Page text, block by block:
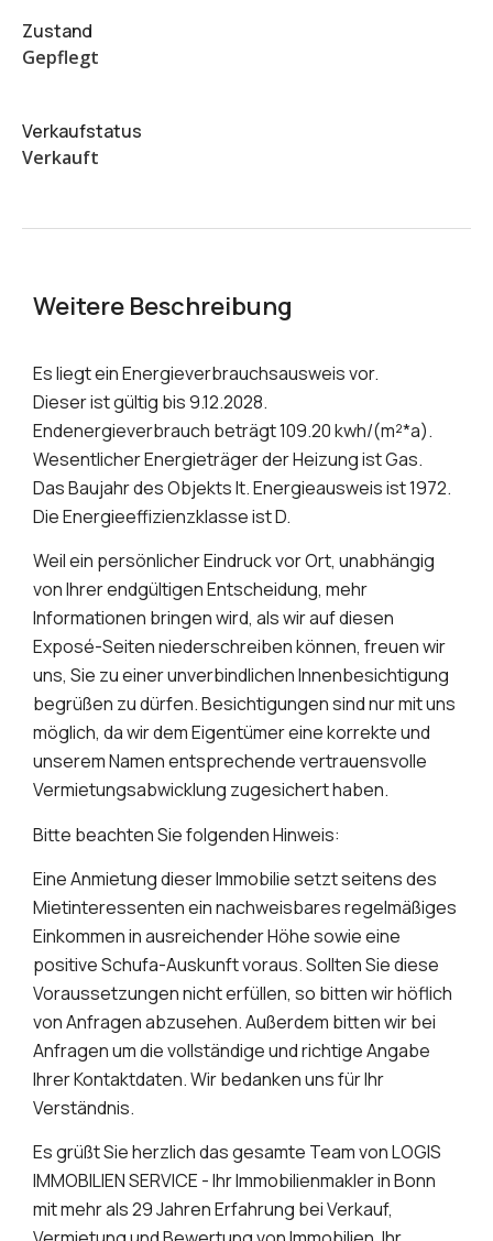
Zustand
Gepflegt
Verkaufstatus
Verkauft
Weitere Beschreibung
Es liegt ein Energieverbrauchsausweis vor.
Dieser ist gültig bis 9.12.2028.
Endenergieverbrauch beträgt 109.20 kwh/(m²*a).
Wesentlicher Energieträger der Heizung ist Gas.
Das Baujahr des Objekts lt. Energieausweis ist 1972.
Die Energieeffizienzklasse ist D.
Weil ein persönlicher Eindruck vor Ort, unabhängig
von Ihrer endgültigen Entscheidung, mehr
Informationen bringen wird, als wir auf diesen
Exposé-Seiten niederschreiben können, freuen wir
uns, Sie zu einer unverbindlichen Innenbesichtigung
begrüßen zu dürfen. Besichtigungen sind nur mit uns
möglich, da wir dem Eigentümer eine korrekte und
unserem Namen entsprechende vertrauensvolle
Vermietungsabwicklung zugesichert haben.
Bitte beachten Sie folgenden Hinweis:
Eine Anmietung dieser Immobilie setzt seitens des
Mietinteressenten ein nachweisbares regelmäßiges
Einkommen in ausreichender Höhe sowie eine
positive Schufa-Auskunft voraus. Sollten Sie diese
Voraussetzungen nicht erfüllen, so bitten wir höflich
von Anfragen abzusehen. Außerdem bitten wir bei
Anfragen um die vollständige und richtige Angabe
Ihrer Kontaktdaten. Wir bedanken uns für Ihr
Verständnis.
Es grüßt Sie herzlich das gesamte Team von LOGIS
IMMOBILIEN SERVICE - Ihr Immobilienmakler in Bonn
mit mehr als 29 Jahren Erfahrung bei Verkauf,